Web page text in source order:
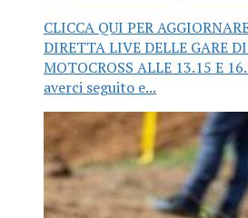
CLICCA QUI PER
DIRETTA LIVE DELLE GARE
MOTOCROSS ALLE 13.15 E
averci seguito e...